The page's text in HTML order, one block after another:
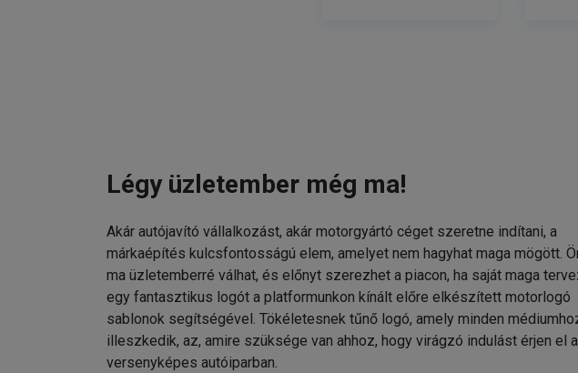
Légy üzletember még ma!
Akár autójavító vállalkozást, akár motorgyártó céget szeretne indítani, a
márkaépítés kulcsfontosságú elem, amelyet nem hagyhat maga mögött.
ma üzletemberré válhat, és előnyt szerezhet a piacon, ha saját maga
egy fantasztikus logót a platformunkon kínált előre elkészített motorlogó
sablonok segítségével. Tökéletesnek tűnő logó, amely minden
illeszkedik, az, amire szüksége van ahhoz, hogy virágzó indulást érjen el a
versenyképes autóiparban.